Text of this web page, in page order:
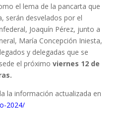
el lema de la pancarta que
serán desvelados por el
Joaquín Pérez, junto a
María Concepción Iniesta,
y delegadas que se
el próximo viernes 12 de
la información actualizada en
2024/